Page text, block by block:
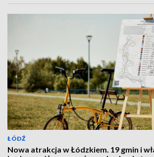
ŁÓDŹ
Nowa atrakcja w Łódzkiem. 19 gmin i